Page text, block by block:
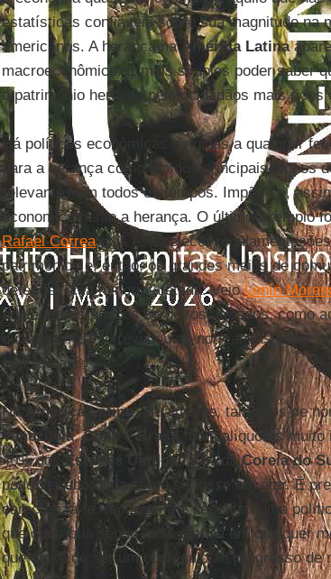
estatísticas confiáveis sobre sua magnitude na
americanos. A herança naAmérica Latina
macroeconômico. É mais simples poder saber
o patrimônio herdado pelos cidadãos mais ricos
Há políticas econômicas dirigidas a qualquer
para a herança como um dos principais nichos
relevantes em todos os tempos. Impõe-se,
economicamente a herança. O último exemplo
Rafael Correaquis estabelecer
patrimônios e, então, os grandes meios de
defender uma minoria afetada. VeioLenín
contentar os poucos herdeiros afetados, como
quando em 1976 revogou as normativas sobre
financistas.
NaAmérica Latina, atualmente, tais tipos de
Venezuela,Chile eBrasil , com alíquotas
40% dosEstados Unidos, 50% daCoreia do
pode ser abordada como se fosse um éter. É
caracterizá-la, repensá-la e desenhar uma
que contribua sendo mais efetiva em qualquer
que deixe de ser um obstáculo ao progresso de